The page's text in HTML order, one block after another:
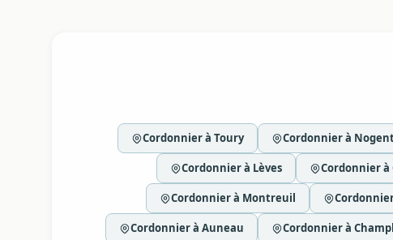
Cordonnier à Toury Cordonnier à
Cordonnier à Lèves Cordonnier à
Cordonnier à Montreuil
Cordonnier à Auneau Cordonnier à